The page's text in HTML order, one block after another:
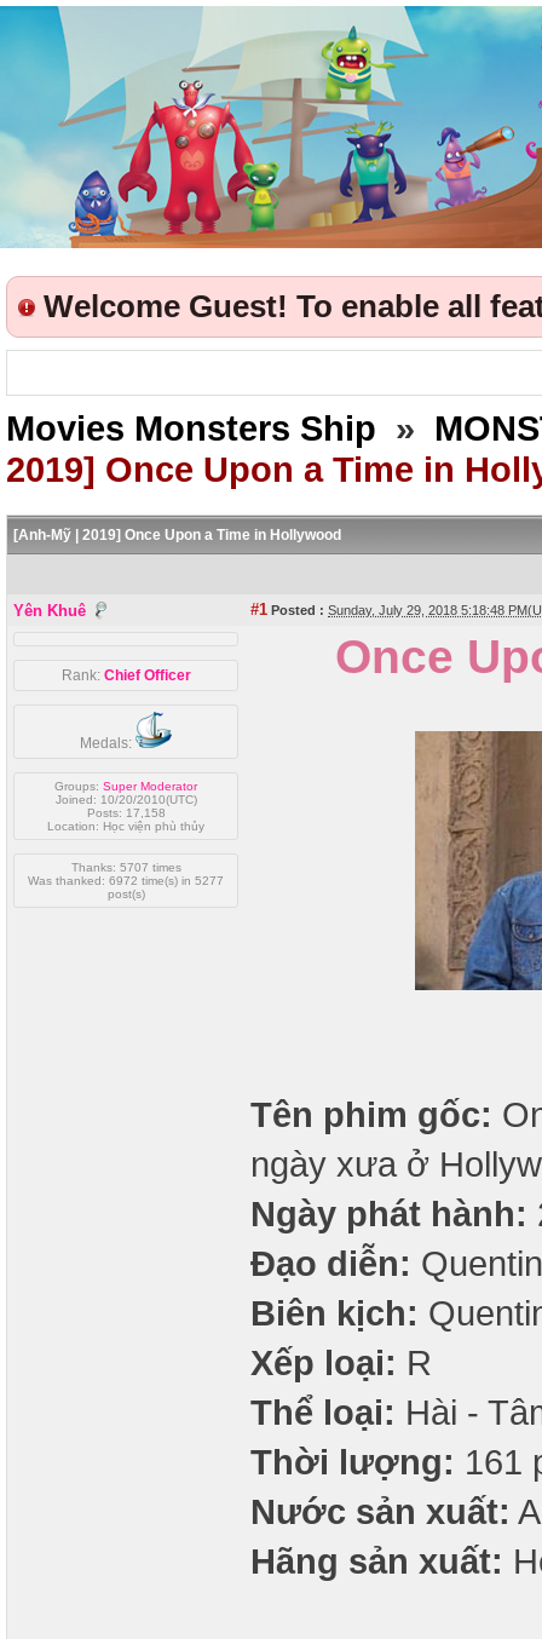
Welcome Guest! To enable all
Movies Monsters Ship »
2019] Once Upon a Time in
[Anh-Mỹ | 2019] Once Upon a Time in Hollywood
Yên Khuê #1 Posted : Sunday, July 29, 2018 5:18:48
Rank: Chief Officer
Medals:
Groups: Super Moderator
Joined: 10/20/2010(UTC)
Posts: 17,158
Location: Học viện phù thủy
Thanks: 5707 times
Was thanked: 6972 time(s) in 5277
post(s)
Once
Tên phim gốc:
ngày xưa ở
Ngày phát hành:
Đạo diễn:
Biên kịch:
Xếp loại: R
Thể loại: Hài -
Thời lượng: 161
Nước sản xuất:
Hãng sản xuất: